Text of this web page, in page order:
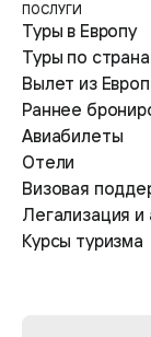
ПОСЛУГИ
Туры в Европу
Туры по
Вылет из
Раннее
Авиабилеты
Отели
Визовая
Легализация и
Курсы туризма